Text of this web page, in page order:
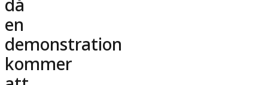
en
demonstration
kommer